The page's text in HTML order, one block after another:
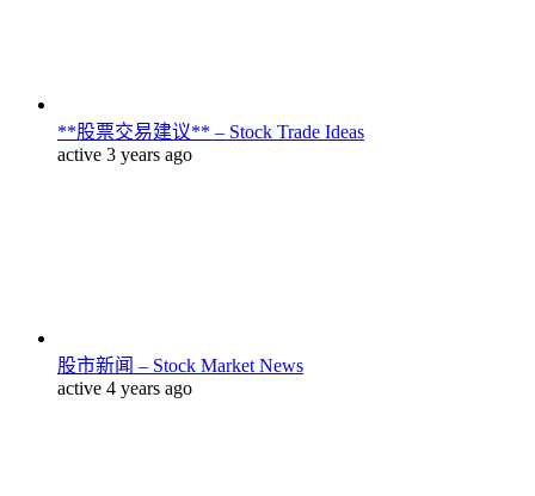
**股票交易建议** – Stock Trade Ideas
active 3 years ago
股市新闻 – Stock Market News
active 4 years ago